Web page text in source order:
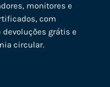
monitores e
com
devoluções grátis e
circular.